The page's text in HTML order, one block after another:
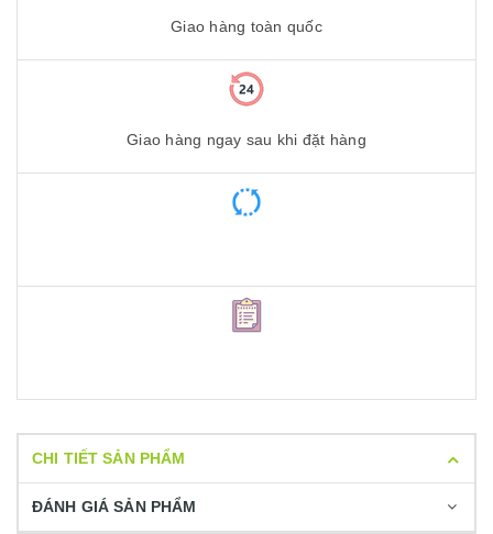
Giao hàng toàn quốc
Giao hàng ngay sau khi đặt hàng
CHI TIẾT SẢN PHẨM
ĐÁNH GIÁ SẢN PHẨM